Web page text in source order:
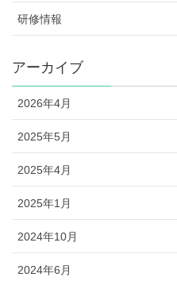
研修情報
アーカイブ
2026年4月
2025年5月
2025年4月
2025年1月
2024年10月
2024年6月